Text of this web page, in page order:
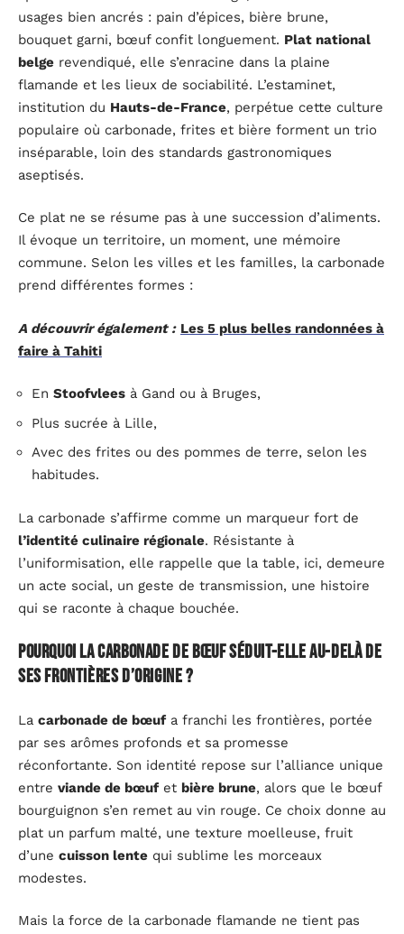
usages bien ancrés : pain d’épices, bière brune,
bouquet garni, bœuf confit longuement. Plat national
belge revendiqué, elle s’enracine dans la plaine
flamande et les lieux de sociabilité. L’estaminet,
institution du Hauts-de-France, perpétue cette culture
populaire où carbonade, frites et bière forment un trio
inséparable, loin des standards gastronomiques
aseptisés.
Ce plat ne se résume pas à une succession d’aliments.
Il évoque un territoire, un moment, une mémoire
commune. Selon les villes et les familles, la carbonade
prend différentes formes :
A découvrir également : Les 5 plus belles randonnées à
faire à Tahiti
En Stoofvlees à Gand ou à Bruges,
Plus sucrée à Lille,
Avec des frites ou des pommes de terre, selon les
habitudes.
La carbonade s’affirme comme un marqueur fort de
l’identité culinaire régionale. Résistante à
l’uniformisation, elle rappelle que la table, ici, demeure
un acte social, un geste de transmission, une histoire
qui se raconte à chaque bouchée.
Pourquoi la carbonade de bœuf séduit-elle au-delà de
ses frontières d’origine ?
La carbonade de bœufa franchi les frontières, portée
par ses arômes profonds et sa promesse
réconfortante. Son identité repose sur l’alliance unique
entre viande de bœufet bière brune, alors que le bœuf
bourguignon s’en remet au vin rouge. Ce choix donne au
plat un parfum malté, une texture moelleuse, fruit
d’une cuisson lente qui sublime les morceaux
modestes.
Mais la force de la carbonade flamande ne tient pas